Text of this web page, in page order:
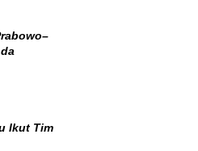
Ikut Tim